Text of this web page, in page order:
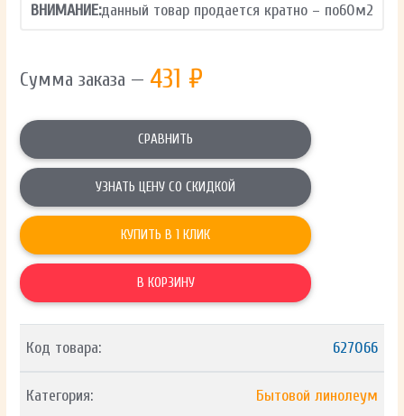
ВНИМАНИЕ:данный товар продается кратно – по60м2
Сумма заказа — 431 ₽
СРАВНИТЬ
УЗНАТЬ ЦЕНУ СО СКИДКОЙ
КУПИТЬ В 1 КЛИК
В КОРЗИНУ
Код товара: 627066
Категория: Бытовой линолеум